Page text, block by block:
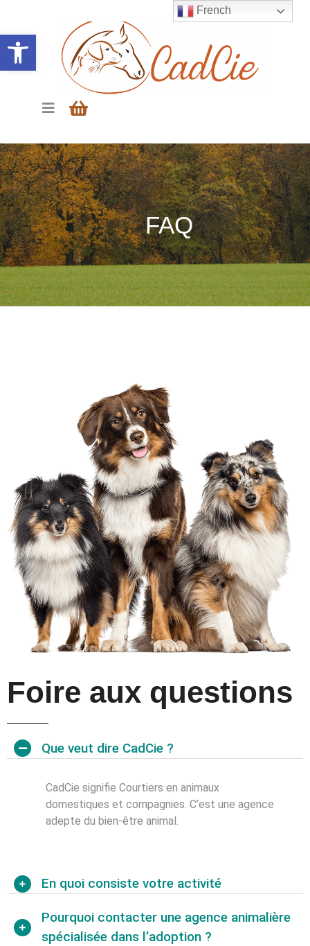
Ouvrir la barre d’outils
FAQ
Foire aux questions
Que veut dire CadCie ?
CadCie signifie Courtiers en animaux
domestiques et compagnies. C’est une agence
adepte du bien-être animal.
En quoi consiste votre activité
Pourquoi contacter une agence animalière
spécialisée dans l’adoption ?
French